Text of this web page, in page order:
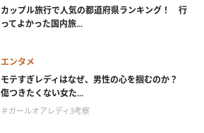
カップル旅行で人気の都道府県ランキング！ 行
ってよかった国内旅...
エンタメ
モテすぎレディはなぜ、男性の心を掴むのか？
傷つきたくない女た...
＃ガールオアレディ3考察